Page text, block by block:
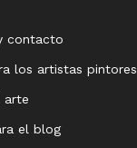
contacto
los artistas pintores
arte
el blog